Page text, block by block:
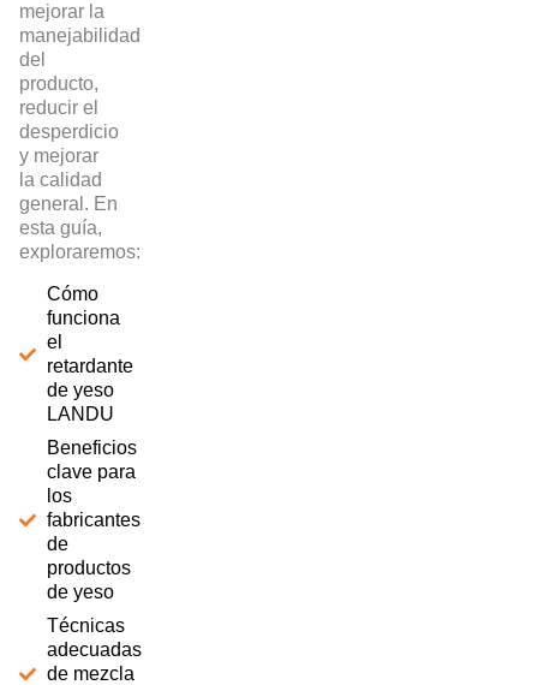
mejorar la
manejabilidad
del
producto,
reducir el
desperdicio
y mejorar
la calidad
general. En
esta guía,
exploraremos:
Cómo
funciona
el
retardante
de yeso
LANDU
Beneficios
clave para
los
fabricantes
de
productos
de yeso
Técnicas
adecuadas
de mezcla